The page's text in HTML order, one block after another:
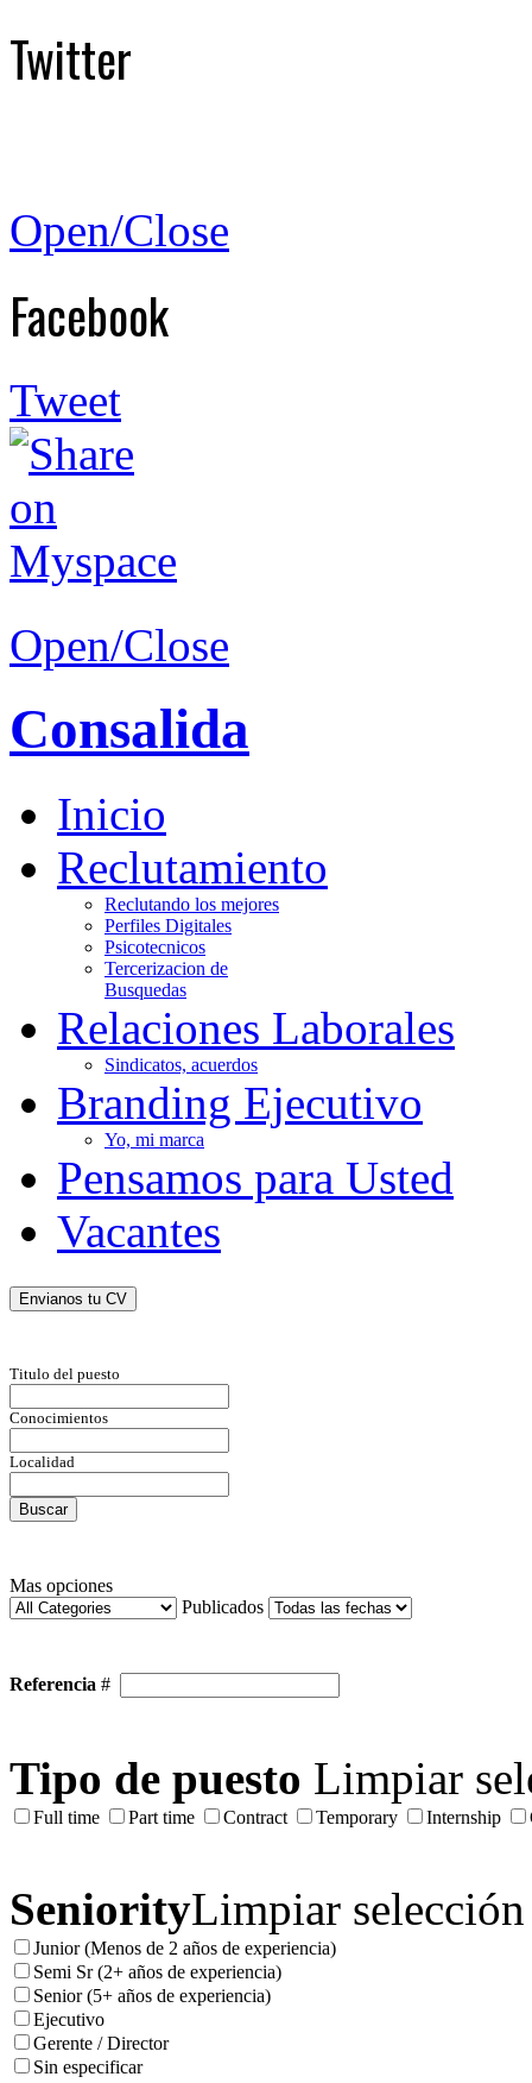
Twitter
Open/Close
Facebook
Tweet
Open/Close
Consalida
Inicio
Reclutamiento
Reclutando los mejores
Perfiles Digitales
Psicotecnicos
Tercerizacion de
Busquedas
Relaciones Laborales
Sindicatos, acuerdos
Branding Ejecutivo
Yo, mi marca
Pensamos para Usted
Vacantes
Envianos tu CV
Titulo del puesto
Conocimientos
Localidad
Mas opciones
Publicados
Referencia #
Tipo de puesto Limpiar
Full time Part time Contract Temporary Internship
SeniorityLimpiar selección
Junior (Menos de 2 años de experiencia)
Semi Sr (2+ años de experiencia)
Senior (5+ años de experiencia)
Ejecutivo
Gerente / Director
Sin especificar